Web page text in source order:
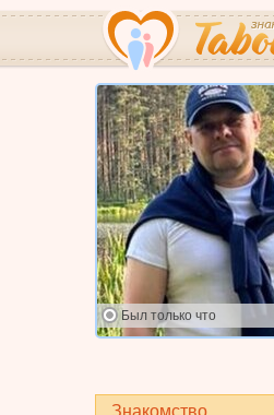
Был только что
Знакомство